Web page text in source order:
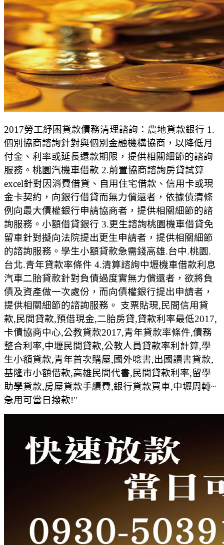
2017勞工紓困貸款債務清理諮詢：農地貸款銀行 1.
個別協商諮詢針對與個別金融機構協商，以降低月
付金、利率或延長還款期限，提供相關細節的諮詢
服務。桃園汽機車借款 2.前置協商諮詢房貸試算
excel針對因消費借貸、自用住宅借款、信用卡或現
金卡契約，向銀行借貸而無力償還者，依據債清條
例向最大債權銀行申請協商者，提供相關細節的諮
詢服務。小額借貸銀行 3.更生諮詢桃園機車借貸免
留車針對擬向法院提出更生申請者，提供相關細節
的諮詢服務。學生小額貸款急需錢高雄.台中.桃園.
台北.青年貸款率條件 4.清算諮詢中壢機車借款利息
汽車二胎貸款針對負債過度實無力償還者，欲將負
債及資產做一次處份，而向債權銀行提出申請者，
提供相關細節的諮詢服務。 支票貼現,民間信用貸
款,民間貸款,預借現金,二胎房貸,貸款利率最低2017,
卡債協商中心,公教貸款2017,青年貸款率條件,債務
整合利率,中壢民間貸款,公教人員貸款率利計算,學
生小額貸款,青年首次購屋,國外唸書,出國讀書貸款,
基隆市小額借款,高雄民間代書,民間貸款利率,留學
助學貸款,房屋貸款手續費,銀行貸款買車,中壢周轉~
急用可當日撥款!"